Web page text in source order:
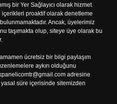
bir Yer Sağlayıcı olarak hizmet
proaktif olarak denetleme
Ancak, üyelerimiz
taşımakta olup, siteye üye olarak bu
ücretsiz bir bilgi paylaşım
aykırı olduğunu
adresine
süre içerisinde sitemizden